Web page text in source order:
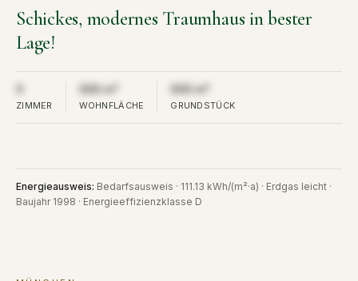
Schickes, modernes Traumhaus in bester
Lage!
Aus Diskretion nicht öffentlich
ZIMMER
000 m² Aus Diskretion nicht öffentlich
WOHNFLÄCHE
000 m²
GRUNDSTÜCK
Energieausweis: Bedarfsausweis · 111.13 kWh/(m²·a) · Erdgas leicht ·
Baujahr 1998 · Energieeffizienzklasse D